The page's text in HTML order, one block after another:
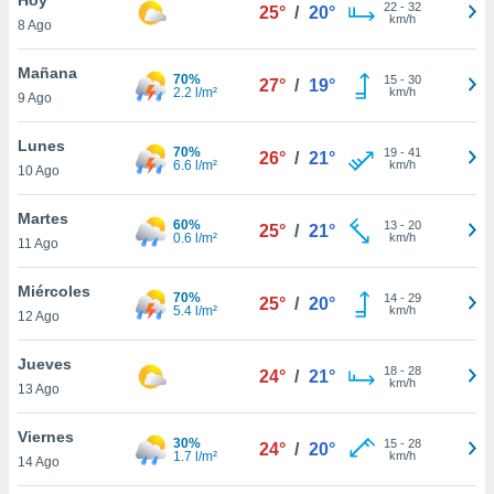
en
más
nuestra
de
cookies
aceptar
8 Ago
25° / 20° 22- 32
km/h
Mañana
9 Ago
70%
2.2 l/m²
27° / 19° 15- 30
km/h
Lunes
10 Ago
70%
6.6 l/m²
26° / 21° 19- 41
km/h
Martes
11 Ago
60%
0.6 l/m²
25° / 21° 13- 20
km/h
Miércoles
12 Ago
70%
5.4 l/m²
25° / 20° 14- 29
km/h
Jueves
13 Ago
24° / 21° 18- 28
km/h
Viernes
14 Ago
30%
1.7 l/m²
24° / 20° 15- 28
km/h